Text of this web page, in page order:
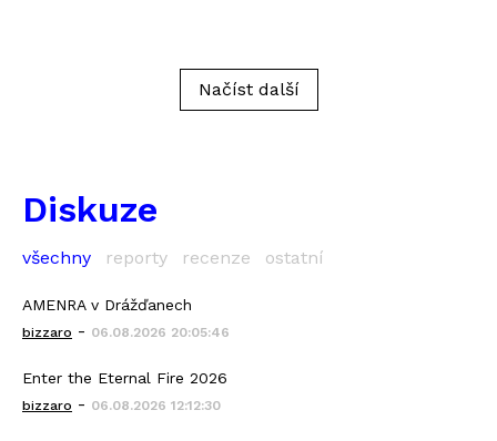
Načíst další
Diskuze
všechny reporty recenze ostatní
AMENRA v Drážďanech
bizzaro - 06.08.2026 20:05:46
Enter the Eternal Fire 2026
bizzaro - 06.08.2026 12:12:30